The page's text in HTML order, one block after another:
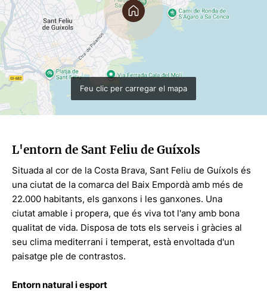
Feu clic per carregar el mapa
L'entorn de Sant Feliu de Guíxols
Situada al cor de la Costa Brava, Sant Feliu de Guíxols és
una ciutat de la comarca del Baix Empordà amb més de
22.000 habitants, els ganxons i les ganxones. Una
ciutat amable i propera, que és viva tot l'any amb bona
qualitat de vida. Disposa de tots els serveis i gràcies al
seu clima mediterrani i temperat, està envoltada d'un
paisatge ple de contrastos.
Entorn natural i esport